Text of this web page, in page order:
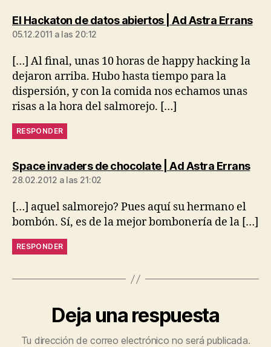
El Hackaton de datos abiertos | Ad Astra Errans
05.12.2011 a las 20:12
[…] Al final, unas 10 horas de happy hacking la
dejaron arriba. Hubo hasta tiempo para la
dispersión, y con la comida nos echamos unas
risas a la hora del salmorejo. […]
RESPONDER
Space invaders de chocolate | Ad Astra Errans
28.02.2012 a las 21:02
[…] aquel salmorejo? Pues aquí su hermano el
bombón. Sí, es de la mejor bombonería de la […]
RESPONDER
Deja una respuesta
Tu dirección de correo electrónico no será publicada.